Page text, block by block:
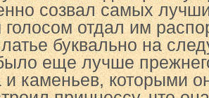
созвал самых
голосом отдал им
буквально на
еще лучше
и каменьев, которыми